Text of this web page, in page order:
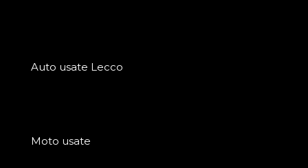
Auto usate Lecco
Moto usate